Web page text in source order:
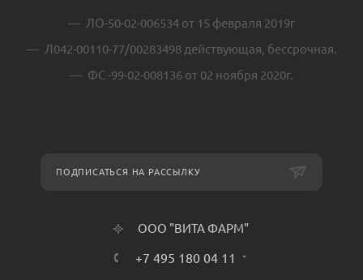
ЛО-50-02-006534 от 15 февраля 2019г
Л042-00110-77/00283498 действующая, бессрочная.
ФС -99-02-008136 от 02 ноября 2020г.
ПОДПИСАТЬСЯ НА РАССЫЛКУ
ООО "ВИТА ФАРМ"
+7 495 180 04 11